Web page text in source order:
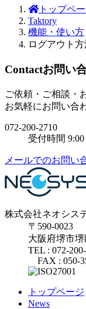
トップペ
Taktory
機能・使い方
ログアウト
Contactお問い
ご依頼・ご相談・
お気軽にお問い合
072-200-2710
受付時間 9:00
メールでのお問い
株式会社ネオシス
〒590-0023
大阪府堺市
TEL : 072-
FAX : 050-
トップページ
News